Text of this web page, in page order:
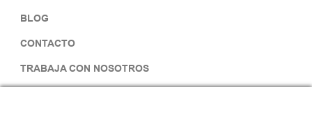
BLOG
CONTACTO
TRABAJA CON NOSOTROS